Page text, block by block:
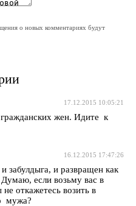
о новых комментариях будут
17.12.2015 10:05:21
жен. Идите к
16.12.2015 17:47:26
забулдыга, и развращен как
если возьму вас в
откажетесь возить в
мужа?